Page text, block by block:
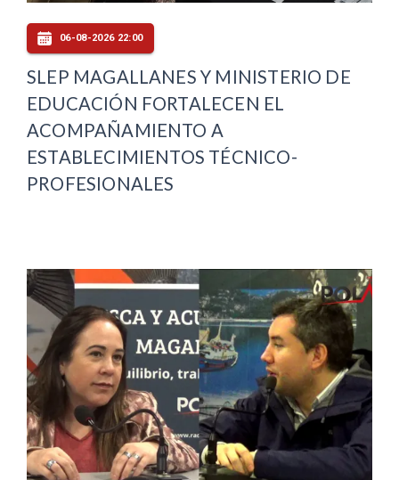
06-08-2026 22:00
SLEP MAGALLANES Y MINISTERIO DE
EDUCACIÓN FORTALECEN EL
ACOMPAÑAMIENTO A
ESTABLECIMIENTOS TÉCNICO-
PROFESIONALES